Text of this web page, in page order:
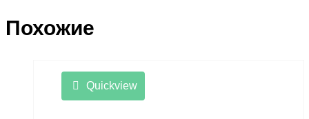
Похожие
Quickview